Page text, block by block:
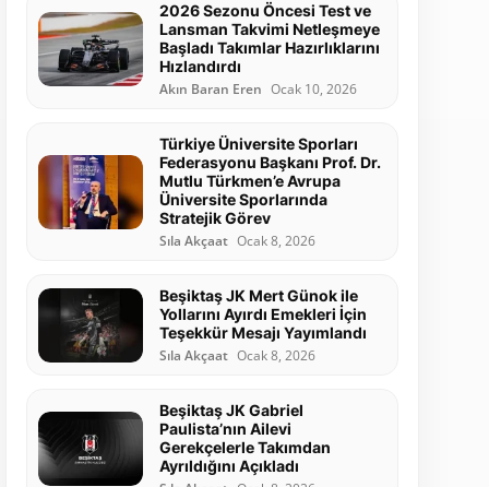
2026 Sezonu Öncesi Test ve
Lansman Takvimi Netleşmeye
Başladı Takımlar Hazırlıklarını
Hızlandırdı
Akın Baran Eren Ocak 10, 2026
Türkiye Üniversite Sporları
Federasyonu Başkanı Prof. Dr.
Mutlu Türkmen’e Avrupa
Üniversite Sporlarında
Stratejik Görev
Sıla Akçaat Ocak 8, 2026
Beşiktaş JK Mert Günok ile
Yollarını Ayırdı Emekleri İçin
Teşekkür Mesajı Yayımlandı
Sıla Akçaat Ocak 8, 2026
Beşiktaş JK Gabriel
Paulista’nın Ailevi
Gerekçelerle Takımdan
Ayrıldığını Açıkladı